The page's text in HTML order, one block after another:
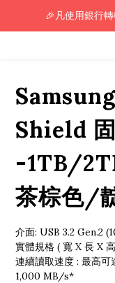
🎉凡使用銀行
🎉凡使用銀行
全單購買滿
Shield
-1TB/
茶棕色/
介面: USB 3.2 Gen.2
實體規格 ( 寬 X 長 X
連續讀取速度 : 最高
1,000 MB/s*